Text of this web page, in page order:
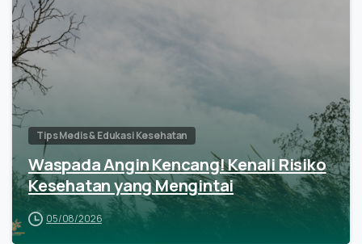
Tips Medis & Edukasi Kesehatan
Waspada Angin Kencang! Kenali Risiko
Kesehatan yang Mengintai
05/08/2026